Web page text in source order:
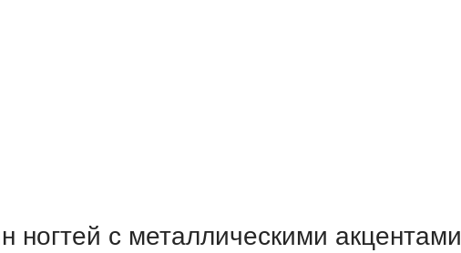
ногтей с металлическими акцентами